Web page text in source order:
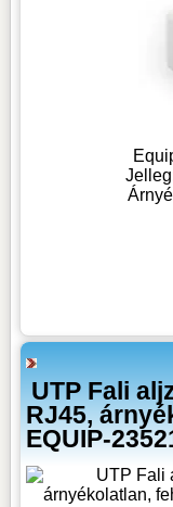
UTP Fali
RJ45,
EQUIP-